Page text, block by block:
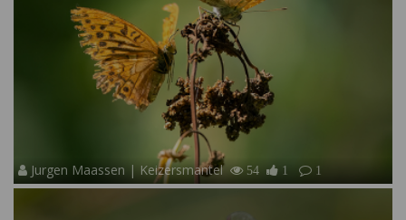
Jurgen Maassen | Keizersmantel 54 1 1